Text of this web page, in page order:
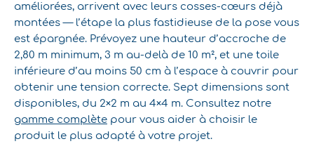
améliorées, arrivent avec leurs cosses-cœurs déjà
montées — l’étape la plus fastidieuse de la pose vous
est épargnée. Prévoyez une hauteur d’accroche de
2,80 m minimum, 3 m au-delà de 10 m², et une toile
inférieure d’au moins 50 cm à l’espace à couvrir pour
obtenir une tension correcte. Sept dimensions sont
disponibles, du 2×2 m au 4×4 m. Consultez notre
gamme complète pour vous aider à choisir le
produit le plus adapté à votre projet.